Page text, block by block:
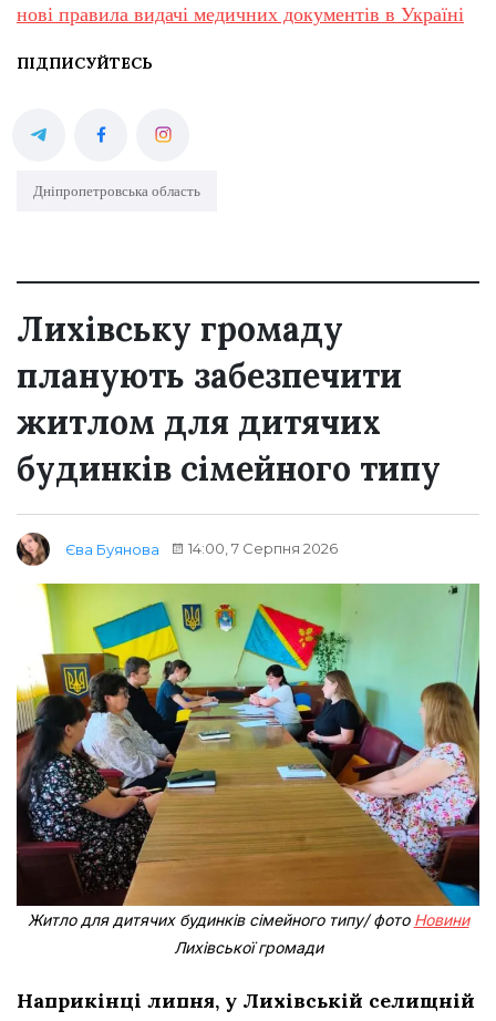
нові правила видачі медичних документів в Україні
ПІДПИСУЙТЕСЬ
Дніпропетровська область
Лихівську громаду
планують забезпечити
житлом для дитячих
будинків сімейного типу
Єва Буянова 14:00, 7 Серпня 2026
Житло для дитячих будинків сімейного типу/ фото Новини
Лихівської громади
Наприкінці липня, у Лихівській селищній